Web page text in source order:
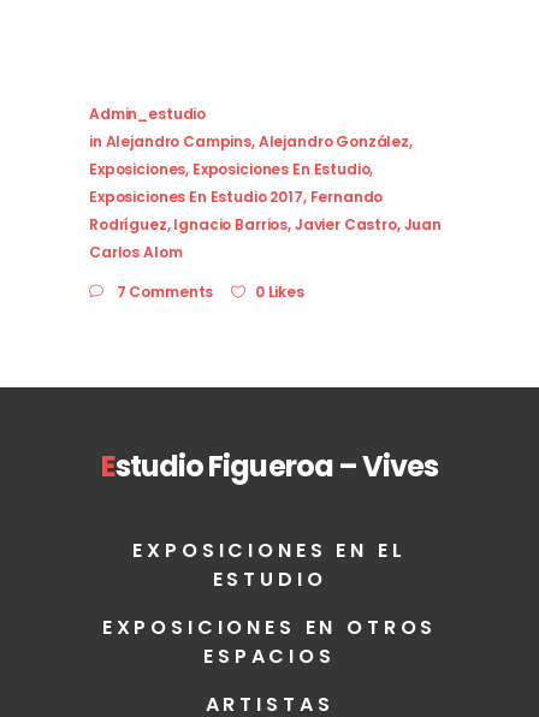
Admin_estudio
in Alejandro Campins,Alejandro González,
Exposiciones, Exposiciones En Estudio,
Exposiciones En Estudio 2017, Fernando
Rodríguez,Ignacio Barrios,Javier Castro,Juan
Carlos Alom
7 Comments
0 Likes
Estudio Figueroa – Vives
EXPOSICIONES EN EL
ESTUDIO
EXPOSICIONES EN OTROS
ESPACIOS
ARTISTAS